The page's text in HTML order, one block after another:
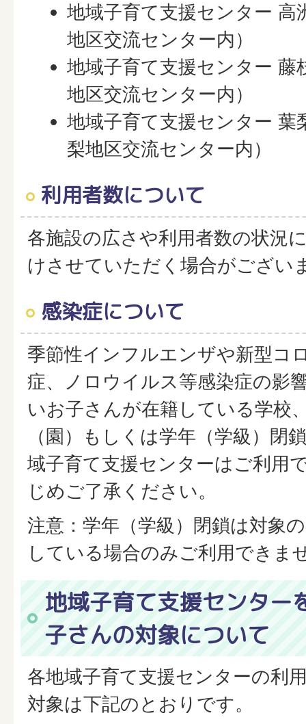
地域子育て支援センター 高
地区交流センター内）
地域子育て支援センター 藤
地区交流センター内）
地域子育て支援センター 葉
梨地区交流センター内）
利用者数について
各施設の広さや利用者数の状況
けさせていただく場合がござい
感染症について
季節性インフルエンザや新型コ
症、ノロウイルス等感染症の影
いお子さんが在籍している学校
（園）もしくは学年（学級）閉
域子育て支援センターはご利用
じめご了承ください。
注意：学年（学級）閉鎖は対象
している場合のみご利用できま
地域子育て支援センター
子さんの対象について
各地域子育て支援センターの利
対象は下記のとおりです。